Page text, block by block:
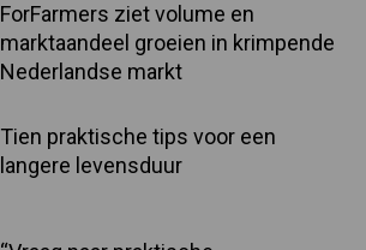
ForFarmers ziet volume en
marktaandeel groeien in krimpende
Nederlandse markt
Tien praktische tips voor een
langere levensduur